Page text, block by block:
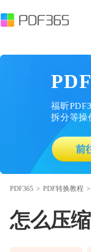
福昕
拆分等操
前
PDF365 > PDF转换教程 >
怎么压